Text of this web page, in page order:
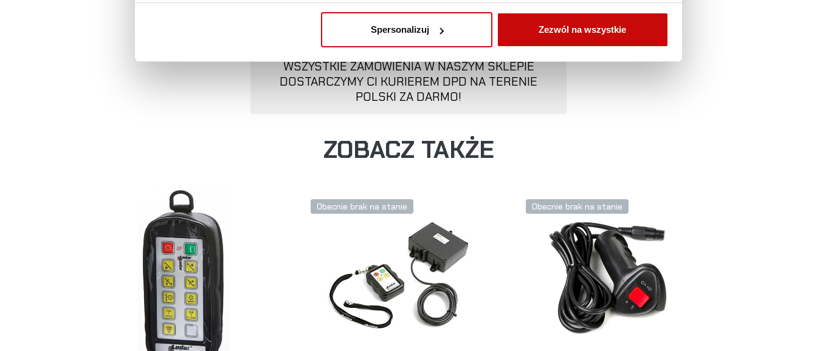
Spersonalizuj Zezwól na wszystkie
DARMOWA DOSTAWA!
WSZYSTKIE ZAMÓWIENIA W NASZYM SKLEPIE
DOSTARCZYMY CI KURIEREM DPD NA TERENIE
POLSKI ZA DARMO!
ZOBACZ TAKŻE
Obecnie brak na stanie Obecnie brak na stanie